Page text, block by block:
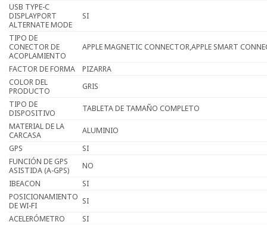
USB TYPE-C
DISPLAYPORT
ALTERNATE MODE
SI
TIPO DE
CONECTOR DE
ACOPLAMIENTO
APPLE MAGNETIC CONNECTOR,APPLE SMART
FACTOR DE FORMA
PIZARRA
COLOR DEL
PRODUCTO
GRIS
TIPO DE
DISPOSITIVO
TABLETA DE TAMAÑO COMPLETO
MATERIAL DE LA
CARCASA
ALUMINIO
GPS
SI
FUNCIÓN DE GPS
ASISTIDA (A-GPS)
NO
IBEACON
SI
POSICIONAMIENTO
DE WI-FI
SI
ACELERÓMETRO
SI